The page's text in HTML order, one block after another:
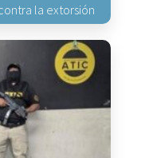
la extorsión